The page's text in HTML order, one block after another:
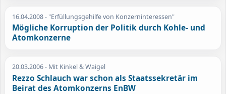
16.04.2008- "Erfüllungsgehilfe von Konzerninteressen"
Mögliche Korruption der Politik durch Kohle- und
Atomkonzerne
20.03.2006- Mit Kinkel & Waigel
Rezzo Schlauch war schon als Staatssekretär im
Beirat des Atomkonzerns EnBW